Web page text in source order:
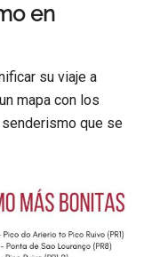
en
su viaje a
mapa con los
que se